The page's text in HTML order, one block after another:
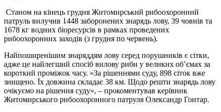
Станом на кінець грудня Житомирський рибоохоронний
патруль вилучив 1448 заборонених знарядь лову, 39 човнів та
1678 кг водних біоресурсів в рамках проведених
рибоохоронних заходів (з грудня по червень).
Найпоширенішим знаряддям лову серед порушників є сітки,
адже це найлегший спосіб вилову риби у великих об’ємах за
короткий проміжок часу. «За рішеннями суду, 898 сіток вже
знищено. Їх довжина складає 38 км. Щодо решти знарядь лову
очікуємо на рішення суду», – прокоментував керівник
Житомирського рибоохоронного патруля Олександр Гонтар.